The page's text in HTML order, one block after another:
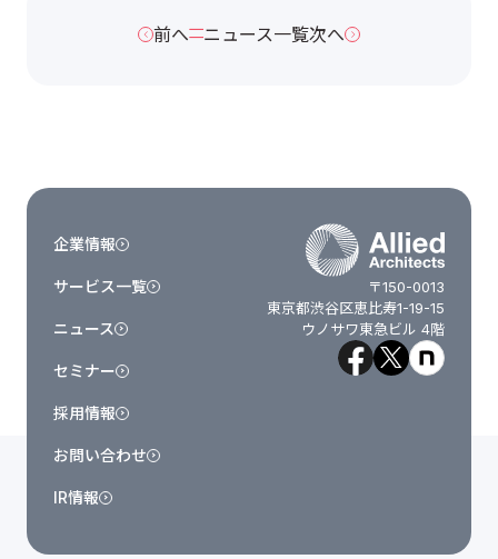
前へ ニュース一覧次へ
〒150-0013
東京都渋谷区恵比寿1-19-15
ウノサワ東急ビル 4階
企業情報
サービス一覧
ニュース
セミナー
採用情報
お問い合わせ
IR情報